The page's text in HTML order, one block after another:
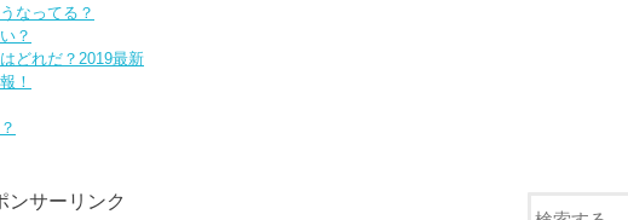
なってる？
？
どれだ？2019最新
！
ンサーリンク